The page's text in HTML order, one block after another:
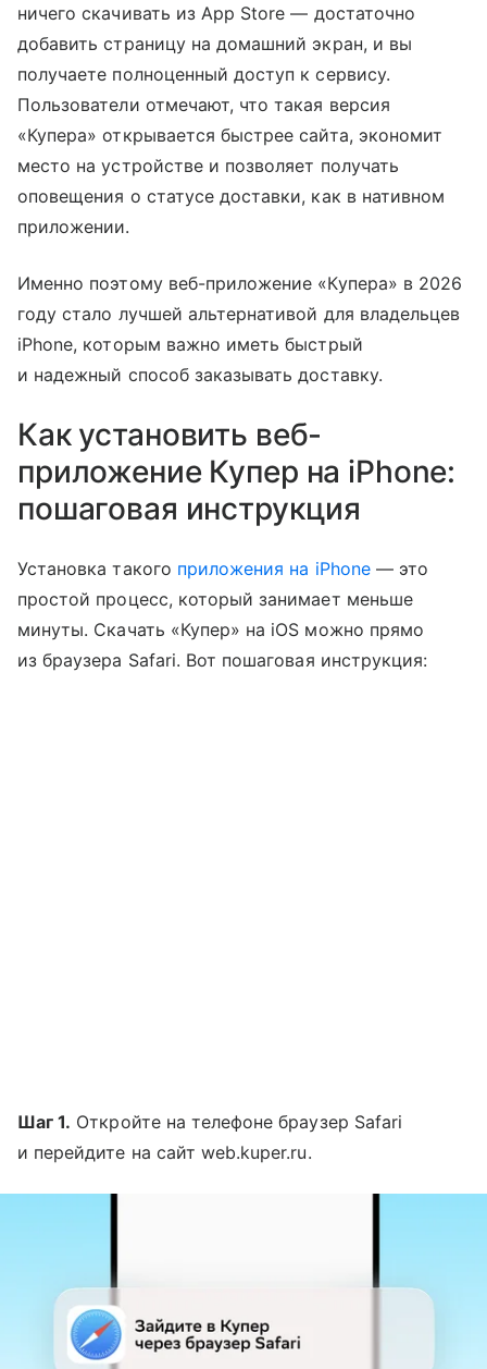
ничего скачивать из App Store — достаточно
добавить страницу на домашний экран, и вы
получаете полноценный доступ к сервису.
Пользователи отмечают, что такая версия
«Купера» открывается быстрее сайта, экономит
место на устройстве и позволяет получать
оповещения о статусе доставки, как в нативном
приложении.
Именно поэтому веб-приложение «Купера» в 2026
году стало лучшей альтернативой для владельцев
iPhone, которым важно иметь быстрый
и надежный способ заказывать доставку.
Как установить веб-
приложение Купер на iPhone:
пошаговая инструкция
Установка такого приложения на iPhone— это
простой процесс, который занимает меньше
минуты. Скачать «Купер» на iOS можно прямо
из браузера Safari. Вот пошаговая инструкция:
Шаг 1. Откройте на телефоне браузер Safari
и перейдите на сайт web.kuper.ru.